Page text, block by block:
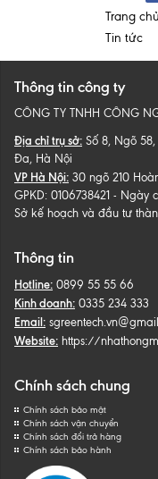
Trang chủ
Tin tức
Thông tin công ty
CÔNG TY TNHH CÔNG
Địa chỉ trụ sở: Số 8, Ngõ
Đa, Hà Nội
VP Hà Nội: 30 ngõ 210
GPKD: 0106738421 - Ngày
Sở kế hoạch và đầu tư
Thông tin
Hotline: 0899 55 55 66
Kinh doanh: 0335 234 333
Email:
Website: https://
Chính sách chung
Chính sách bảo mật
Chính sách vận chuyển
Chính sách đổi trả hàng
Chính sách bảo hành